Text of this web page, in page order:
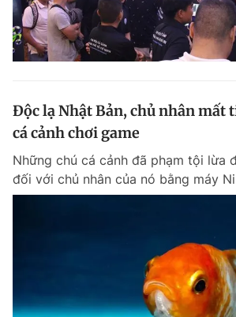
Độc lạ Nhật Bản, chủ nhân mất
cá cảnh chơi game
Những chú cá cảnh đã phạm tội lừa
đối với chủ nhân của nó bằng máy